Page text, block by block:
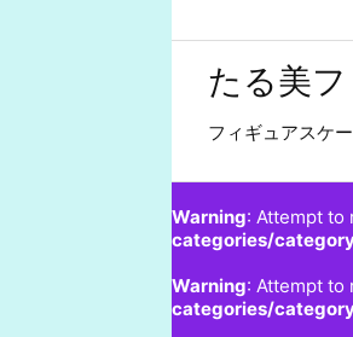
たる美
フィギュアスケ
Warning: Attempt
categories/
Warning: Attempt
categories/